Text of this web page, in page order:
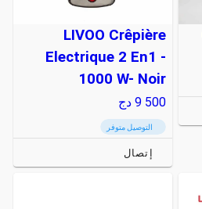
LIVOO Crêpière
Electrique 2 En1 -
1000 W- Noir
9 500 دج
التوصيل متوفر
إتصال